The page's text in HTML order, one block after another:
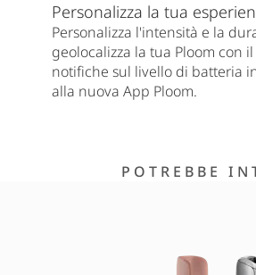
Personalizza la tua
Personalizza l'intensità e la
geolocalizza la tua Ploom con
notifiche sul livello di batteria
alla nuova App Ploom.
POTREBBE